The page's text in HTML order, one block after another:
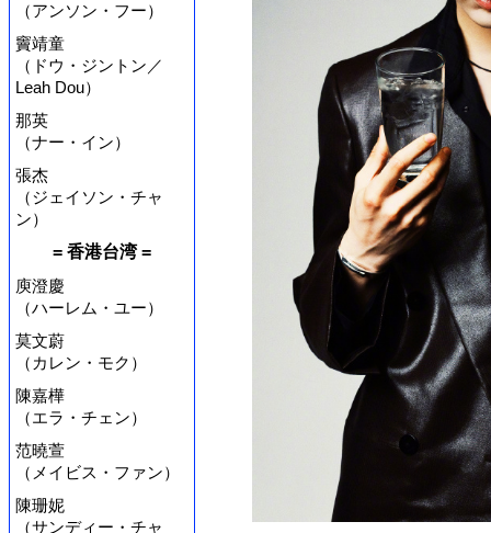
（アンソン・フー）
竇靖童
（ドウ・ジントン／
Leah Dou）
那英
（ナー・イン）
張杰
（ジェイソン・チャ
ン）
= 香港台湾 =
庾澄慶
（ハーレム・ユー）
莫文蔚
（カレン・モク）
陳嘉樺
（エラ・チェン）
范曉萱
（メイビス・ファン）
陳珊妮
（サンディー・チャ